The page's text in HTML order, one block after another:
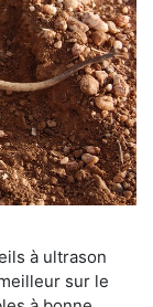
à ultrason
sur le